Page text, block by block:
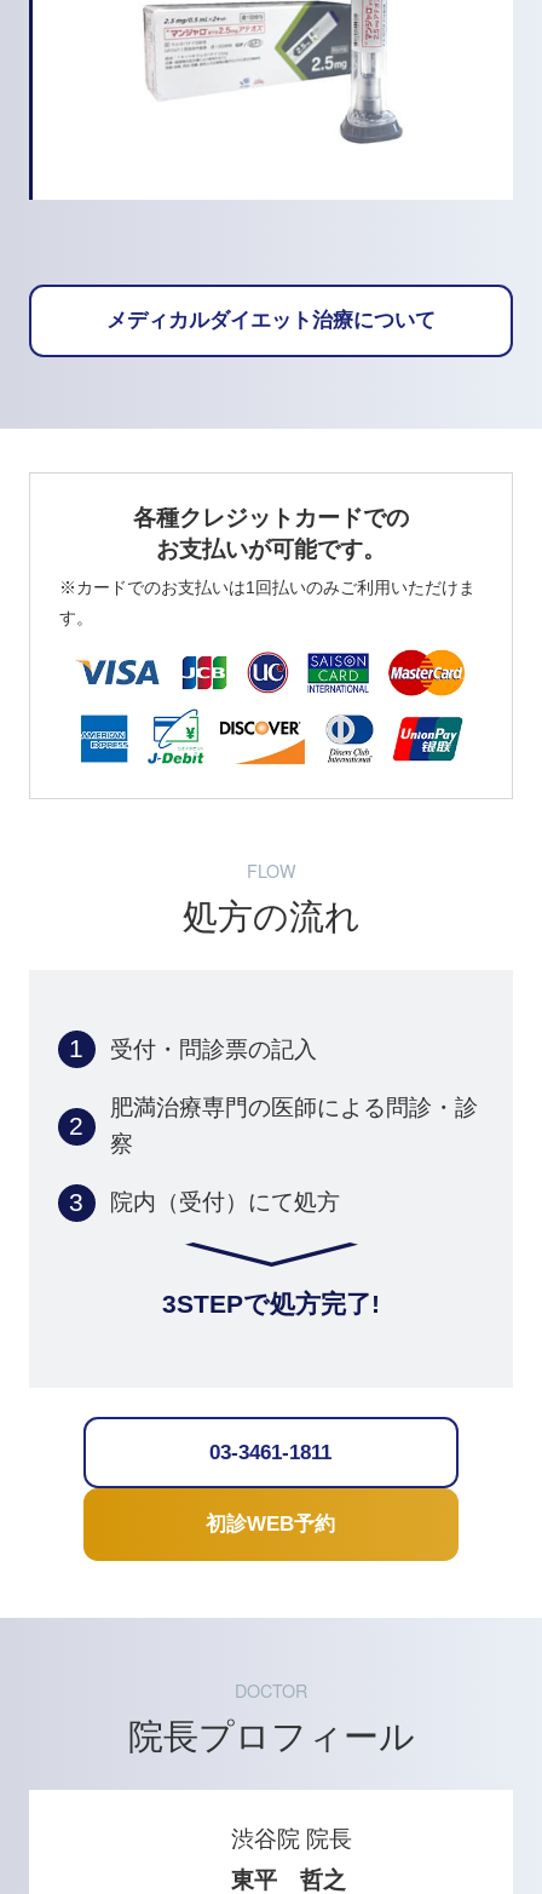
メディカルダイエット治療について
各種クレジットカードでの
お支払いが可能です。
※カードでのお支払いは1回払いのみご利用いただけま
す。
FLOW
処方の流れ
受付・問診票の記入
肥満治療専門の医師による問診・診
察
院内（受付）にて処方
3STEPで処方完了!
03-3461-1811
初診WEB予約
DOCTOR
院長プロフィール
渋谷院 院長
東平 哲之